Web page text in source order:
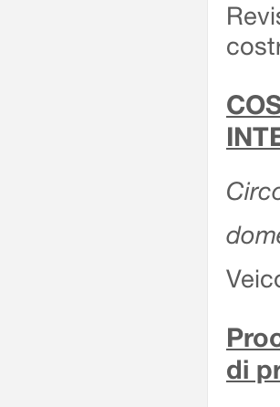
di